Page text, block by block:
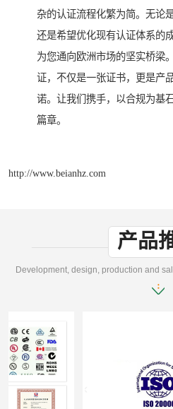
杂的认证流程化繁为简。无论
还是希望优化现有认证体系的
为您通向欧洲市场的坚实桥梁
证，不仅是一张证书，更是产
诺。让我们携手，以合规为基
篇章。
http://www.beianhz.com
产品